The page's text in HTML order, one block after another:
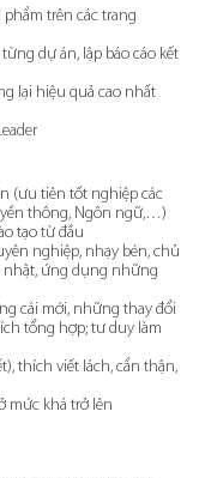
trên các trang
dự án, lập báo cáo kết
lại hiệu quả cao nhất
(ưu tiên tốt nghiệp các
thông, Ngôn ngữ,…)
tạo từ đầu
nghiệp, nhạy bén, chủ
nhật, ứng dụng những
cái mới, những thay đổi
tổng hợp; tư duy làm
thích viết lách, cẩn thận,
mức khá trở lên